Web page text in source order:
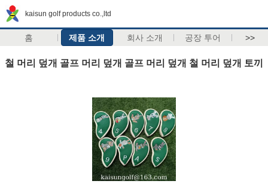
kaisun golf products co.,ltd
홈 제품 소개 회사 소개 공장 투어 >>
철 머리 덮개 골프 머리 덮개 골프 머리 덮개 철 머리 덮개 토끼